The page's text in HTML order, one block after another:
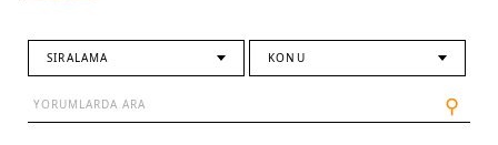
SIRALAMA KONU
⚲